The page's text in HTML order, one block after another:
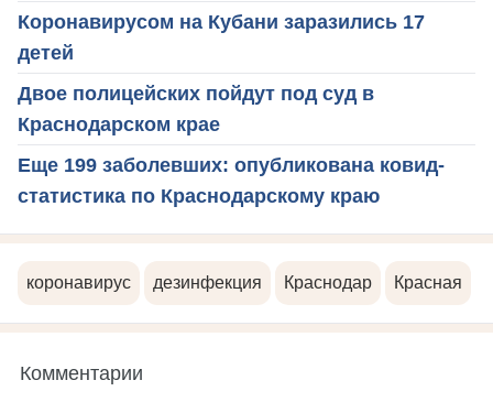
Коронавирусом на Кубани заразились 17
детей
Двое полицейских пойдут под суд в
Краснодарском крае
Еще 199 заболевших: опубликована ковид-
статистика по Краснодарскому краю
коронавирус дезинфекция Краснодар Красная
Комментарии